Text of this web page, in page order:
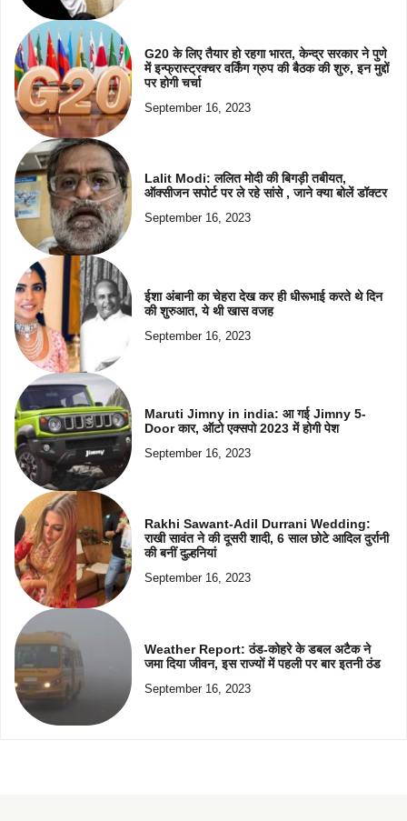
G20 के लिए तैयार हो रहगा भारत, केन्द्र सरकार ने पुणे
में इन्फ्रास्ट्रक्चर वर्किंग ग्रुप की बैठक की शुरु, इन मुद्दों
पर होगी चर्चा
September 16, 2023
Lalit Modi: ललित मोदी की बिगड़ी तबीयत,
ऑक्सीजन सपोर्ट पर ले रहे सांसे , जाने क्या बोलें डॉक्टर
September 16, 2023
ईशा अंबानी का चेहरा देख कर ही धीरूभाई करते थे दिन
की शुरुआत, ये थी खास वजह
September 16, 2023
Maruti Jimny in india: आ गई Jimny 5-
Door कार, ऑटो एक्सपो 2023 में होगी पेश
September 16, 2023
Rakhi Sawant-Adil Durrani Wedding:
राखी सावंत ने की दूसरी शादी, 6 साल छोटे आदिल दुर्रानी
की बनीं दुल्हनियां
September 16, 2023
Weather Report: ठंड-कोहरे के डबल अटैक ने
जमा दिया जीवन, इस राज्यों में पहली पर बार इतनी ठंड
September 16, 2023